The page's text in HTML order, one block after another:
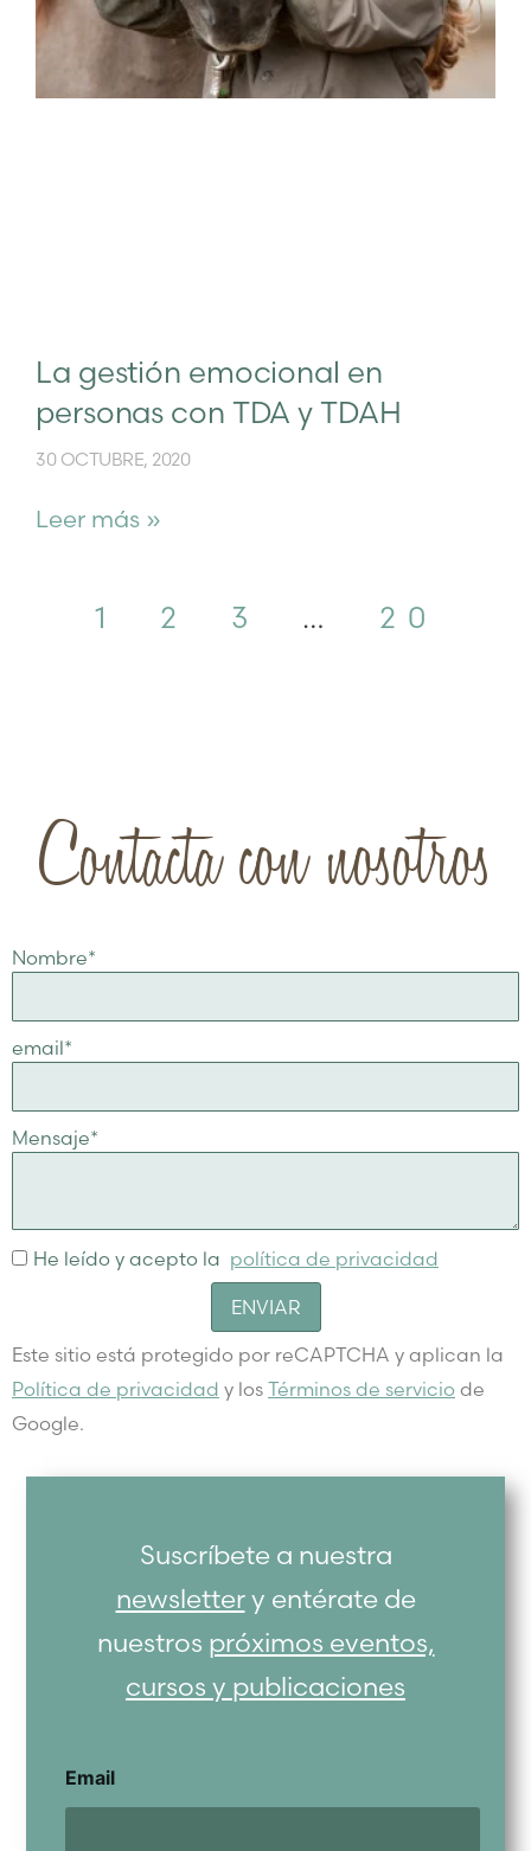
La gestión emocional en
personas con TDA y TDAH
30 OCTUBRE, 2020
Leer más »
1 2 3 … 20
Contacta con nosotros
Nombre*
email*
Mensaje*
He leído y acepto la política de privacidad
ENVIAR
Este sitio está protegido por reCAPTCHA y aplican la
Política de privacidad y los Términos de servicio de
Google.
Suscríbete a nuestra
newslettery entérate de
nuestros próximos eventos,
cursos y publicaciones
Email